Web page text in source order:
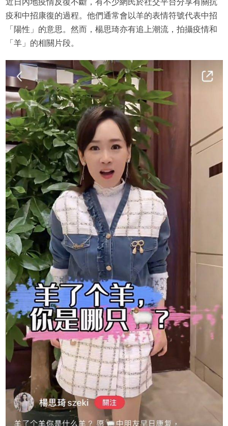
近日內地疫情反復不斷，有不少網民於社交平台分享有關抗
疫和中招康復的過程。他們通常會以羊的表情符號代表中招
「陽性」的意思。然而，楊思琦亦有追上潮流，拍攝疫情和
「羊」的相關片段。